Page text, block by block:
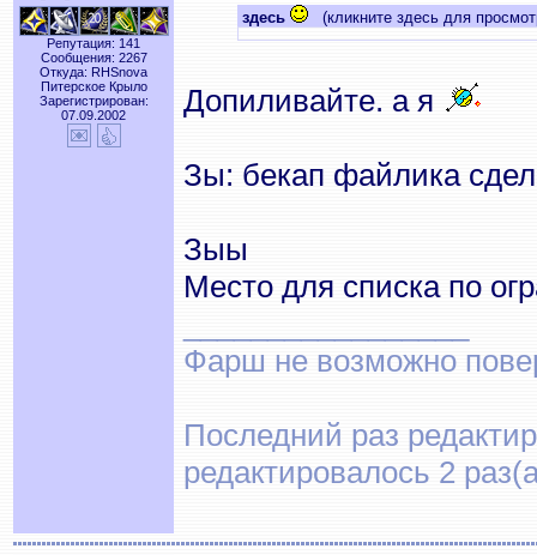
Репутация: 141
Сообщения: 2267
Откуда: RHSnova
Питерское Крыло
Зарегистрирован:
07.09.2002
здесь (кликните здесь для
Допиливайте. а я
Зы: бекап файлика
Зыы
Место для списка по
Фарш не возможно
Последний раз
редактировалось 2